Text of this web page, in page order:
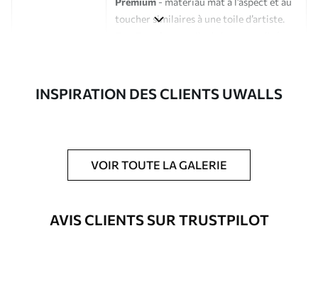
toucher similaires à une toile d’artiste.
Possibilité d'ajouter un vernis
protecteur pour renforcer la durabilité
du tableau.
Matériaux disponibles
INSPIRATION DES CLIENTS UWALLS
VOIR TOUTE LA GALERIE
AVIS CLIENTS SUR TRUSTPILOT